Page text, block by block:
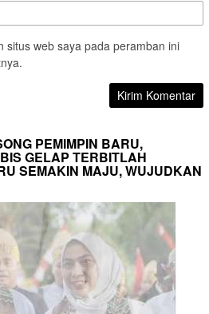
situs web saya pada peramban ini
PEMIMPIN BARU,
GELAP TERBITLAH
SEMAKIN MAJU, WUJUDKAN